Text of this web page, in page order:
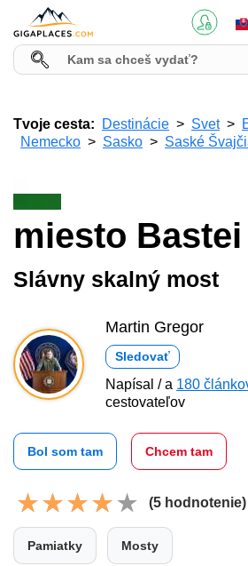
Tvoje cesta: Destinácie Svet
Nemecko
Sasko Saské
miesto Bastei
Slávny skalný most
Martin Gregor
Sledovať
Napísal / a 180
cestovateľov
Bol som tam Chcem tam
(5 hodnotenie)
Pamiatky Mosty